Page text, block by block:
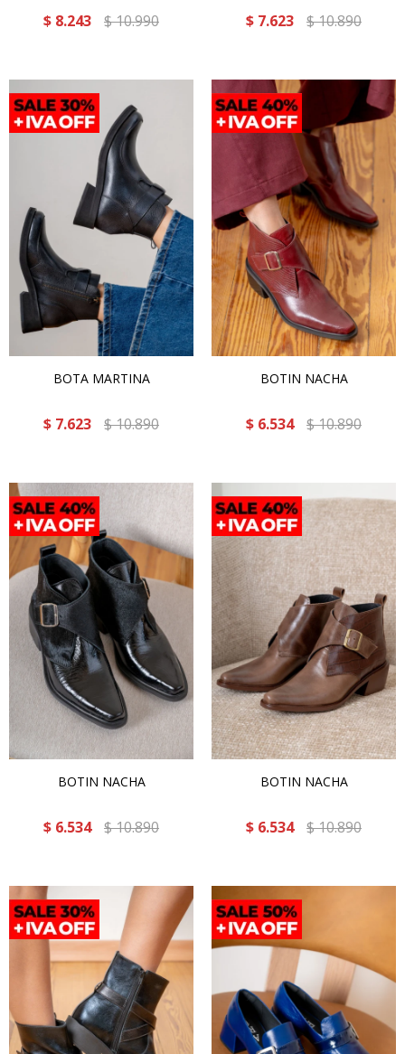
$ 8.243 $10.990 $ 7.623 $10.890
BOTA MARTINA
$ 7.623 $10.890
BOTIN NACHA
$ 6.534 $10.890
BOTIN NACHA
$ 6.534 $10.890
BOTIN NACHA
$ 6.534 $10.890